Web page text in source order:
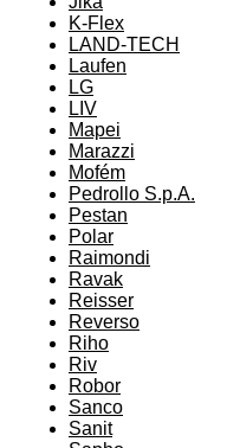
K-Flex
LAND-TECH
Laufen
LG
LIV
Mapei
Marazzi
Mofém
Pedrollo S.p.A.
Pestan
Polar
Raimondi
Ravak
Reisser
Reverso
Riho
Riv
Robor
Sanco
Sanit